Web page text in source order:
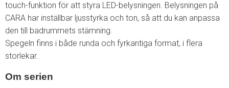
touch-funktion för att styra LED-belysningen. Belysningen på
CARA har inställbar ljusstyrka och ton, så att du kan anpassa
den till badrummets stämning.
Spegeln finns i både runda och fyrkantiga format, i flera
storlekar.
Om serien